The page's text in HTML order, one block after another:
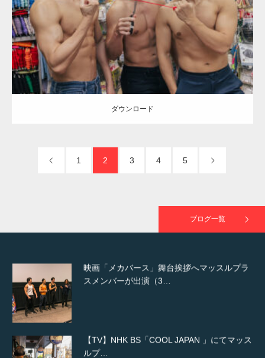
AKIHITO(細マッチョ) SOSUKE 外資系筋肉 肩 方南町（東京）
ダウンロード
ダウンロード
1 2 3 4 5
ブログ一覧
TOKYO FMラジオ番組「ONE MORNING」
で紹介さ…
スメンバーが出演（3…
ルプ…